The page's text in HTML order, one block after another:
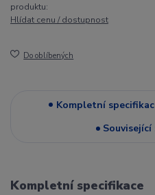
produktu:
Hlídat cenu / dostupnost
Do oblíbených
Kompletní
Související
Kompletní specifikace